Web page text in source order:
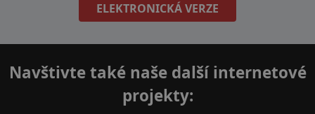
ELEKTRONICKÁ VERZE
Navštivte také naše další internetové
projekty: